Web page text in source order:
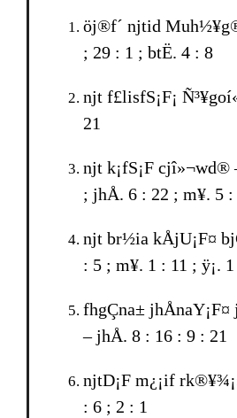
öj®f´ njtid
; 29 : 1 ; btË. 4 : 8
njt f£lisfS¡F¡
21
njt k¡fS¡F cjî»¬wd®
; jhÅ. 6 : 22 ; m¥. 5 :
njt br­½ia kÅjU¡F¤
: 5 ; m¥. 1 : 11 ; ÿ¡.
fhgÇna± jhÅnaY¡F¤
– jhÅ. 8 : 16 : 9 : 21
njtD¡F m¿¡if
: 6 ; 2 : 1